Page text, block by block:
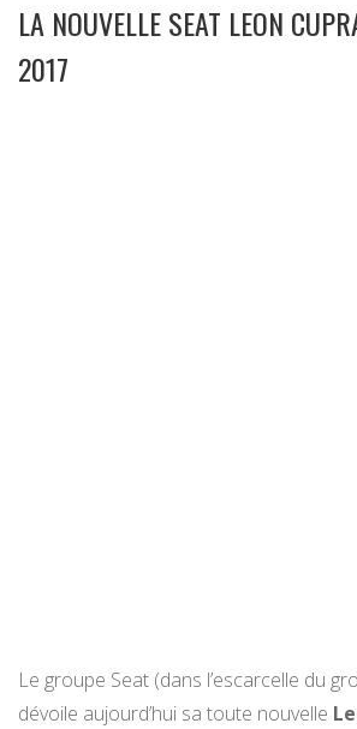
LA NOUVELLE SEAT LEON
2017
Le groupe Seat (dans l’escarcelle du
dévoile aujourd’hui sa toute nouvelle